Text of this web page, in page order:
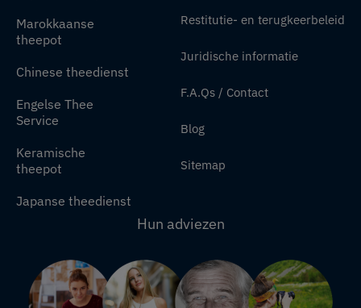
Marokkaanse
theepot
Chinese theedienst
Engelse Thee
Service
Keramische
theepot
Japanse theedienst
Restitutie- en terugkeerbeleid
Juridische informatie
F.A.Qs / Contact
Blog
Sitemap
Hun adviezen